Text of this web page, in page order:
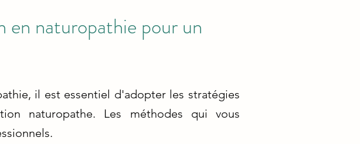
naturopathie pour un
il est essentiel d'adopter les stratégies
naturopathe. Les méthodes qui vous